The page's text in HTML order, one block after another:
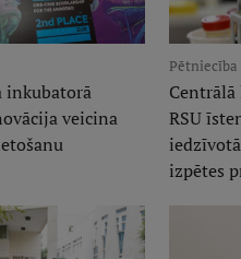
inkubatorā
veicina
Pētniecība
RSU
izpētes